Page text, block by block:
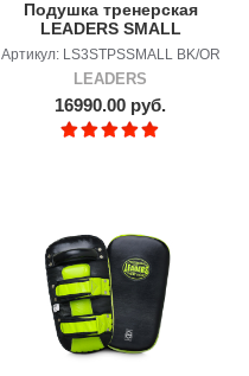
Подушка тренерская
LEADERS SMALL
ORANGE
Артикул: LS3STPSSMALL BK/OR
LEADERS
16990.00 руб.